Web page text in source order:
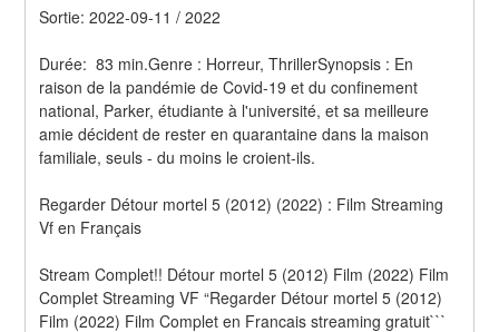
Sortie: 2022-09-11 / 2022
Durée:  83 min.Genre : Horreur, ThrillerSynopsis : En
raison de la pandémie de Covid-19 et du confinement
national, Parker, étudiante à l'université, et sa meilleure
amie décident de rester en quarantaine dans la maison
familiale, seuls - du moins le croient-ils.
Regarder Détour mortel 5 (2012) (2022) : Film Streaming
Vf en Français
Stream Complet!! Détour mortel 5 (2012) Film (2022) Film
Complet Streaming VF “Regarder Détour mortel 5 (2012)
Film (2022) Film Complet en Francais streaming gratuit```